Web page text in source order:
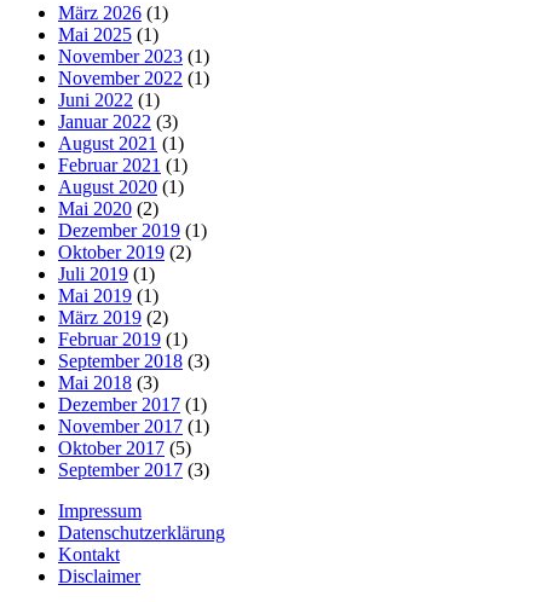
März 2026 (1)
Mai 2025 (1)
November 2023 (1)
November 2022 (1)
Juni 2022 (1)
Januar 2022 (3)
August 2021 (1)
Februar 2021 (1)
August 2020 (1)
Mai 2020 (2)
Dezember 2019 (1)
Oktober 2019 (2)
Juli 2019 (1)
Mai 2019 (1)
März 2019 (2)
Februar 2019 (1)
September 2018 (3)
Mai 2018 (3)
Dezember 2017 (1)
November 2017 (1)
Oktober 2017 (5)
September 2017 (3)
Impressum
Datenschutzerklärung
Kontakt
Disclaimer